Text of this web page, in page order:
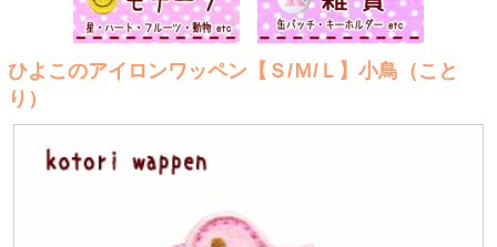
ひよこのアイロンワッペン【Ｓ/Ｍ/Ｌ】小鳥（こと
り）